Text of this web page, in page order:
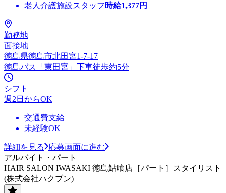
老人介護施設スタッフ 時給1,377円
勤務地
面接地
徳島県徳島市北田宮1-7-17
徳島バス「東田宮」下車徒歩約5分
シフト
週2日からOK
交通費支給
未経験OK
詳細を見る
応募画面に進む
アルバイト・パート
HAIR SALON IWASAKI 徳島鮎喰店［パート］スタイリスト
(株式会社ハクブン)